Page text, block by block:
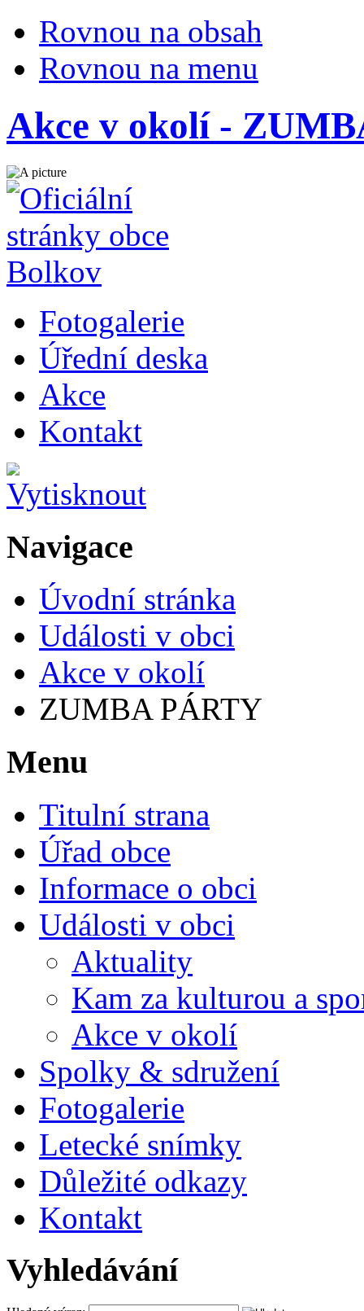
Rovnou na obsah
Rovnou na menu
Akce v okolí -
Fotogalerie
Úřední deska
Akce
Kontakt
Navigace
Úvodní stránka
Události v obci
Akce v okolí
ZUMBA PÁRTY
Menu
Titulní strana
Úřad obce
Informace o obci
Události v obci
Aktuality
Kam za kulturou a
Akce v okolí
Spolky & sdružení
Fotogalerie
Letecké snímky
Důležité odkazy
Kontakt
Vyhledávání